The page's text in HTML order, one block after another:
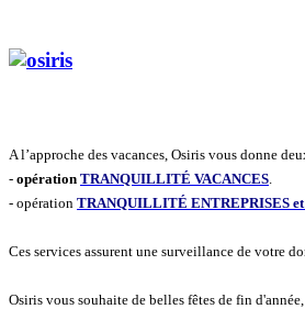
A l’approche des vacances, Osiris vous donne
- opération TRANQUILLITÉ VACANCES
- opération TRANQUILLITÉ ENTREPRISES
Ces services assurent une surveillance de votre
Osiris vous souhaite de belles fêtes de fin